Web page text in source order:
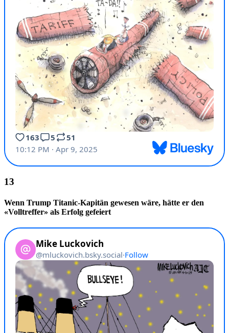
Wenn Trump Titanic-Kapitän gewesen wäre, hätte er den
«Volltreffer» als Erfolg gefeiert